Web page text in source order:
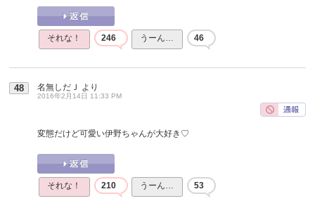
それな！ 246 うーん… 46
48 名無しだＪ より
2016年2月14日 11:33 PM
変態だけど可愛い伊野ちゃんが大好き♡
それな！ 210 うーん… 53